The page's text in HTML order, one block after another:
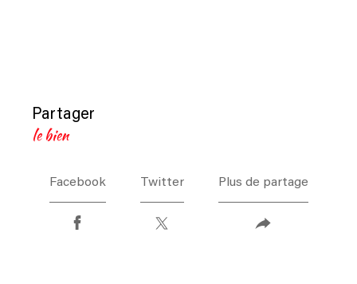
partager
le bien
Facebook Twitter Plus de partage